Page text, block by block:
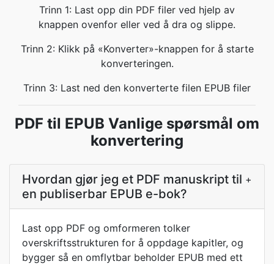
Trinn 1: Last opp din PDF filer ved hjelp av
knappen ovenfor eller ved å dra og slippe.
Trinn 2: Klikk på «Konverter»-knappen for å starte
konverteringen.
Trinn 3: Last ned den konverterte filen EPUB filer
PDF til EPUB Vanlige spørsmål om
konvertering
Hvordan gjør jeg et PDF manuskript til
en publiserbar EPUB e-bok?
+
Last opp PDF og omformeren tolker
overskriftsstrukturen for å oppdage kapitler, og
bygger så en omflytbar beholder EPUB med ett